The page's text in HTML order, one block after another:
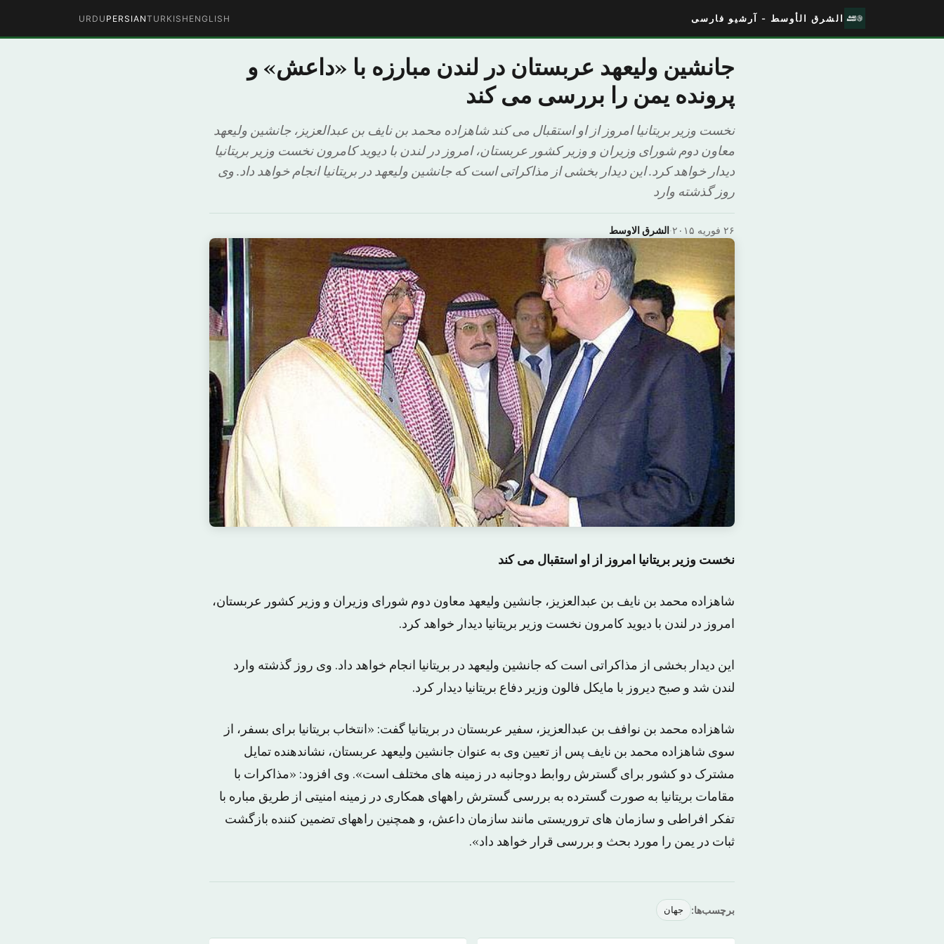
الشرق الأوسط - آرشیو فارسی ENGLISH
TURKISH
PERSIAN
URDU
جانشین ولیعهد عربستان در لندن مبارزه با «داعش» و
پرونده یمن را بررسی می کند
نخست وزیر بریتانیا امروز از او استقبال می کند شاهزاده محمد بن نایف بن عبدالعزیز، جانشین ولیعهد
معاون دوم شورای وزیران و وزیر کشور عربستان، امروز در لندن با دیوید کامرون نخست وزیر بریتانیا
دیدار خواهد کرد. این دیدار بخشی از مذاکراتی است که جانشین ولیعهد در بریتانیا انجام خواهد داد. وی
روز گذشته وارد
الشرق الاوسط· ۲۶ فوریه ۲۰۱۵
نخست وزیر بریتانیا امروز از او استقبال می کند
شاهزاده محمد بن نایف بن عبدالعزیز، جانشین ولیعهد معاون دوم شورای وزیران و وزیر کشور عربستان،
امروز در لندن با دیوید کامرون نخست وزیر بریتانیا دیدار خواهد کرد.
این دیدار بخشی از مذاکراتی است که جانشین ولیعهد در بریتانیا انجام خواهد داد. وی روز گذشته وارد
لندن شد و صبح دیروز با مایکل فالون وزیر دفاع بریتانیا دیدار کرد.
شاهزاده محمد بن نوافف بن عبدالعزیز، سفیر عربستان در بریتانیا گفت: «انتخاب بریتانیا برای بسفر، از
سوی شاهزاده محمد بن نایف پس از تعیین وی به عنوان جانشین ولیعهد عربستان، نشاندهنده تمایل
مشترک دو کشور برای گسترش روابط دوجانبه در زمینه های مختلف است». وی افزود: «مذاکرات با
مقامات بریتانیا به صورت گسترده به بررسی گسترش راههای همکاری در زمینه امنیتی از طریق مباره با
تفکر افراطی و سازمان های تروریستی مانند سازمان داعش، و همچنین راههای تضمین کننده بازگشت
ثبات در یمن را مورد بحث و بررسی قرار خواهد داد».
برچسب‌ها: جهان